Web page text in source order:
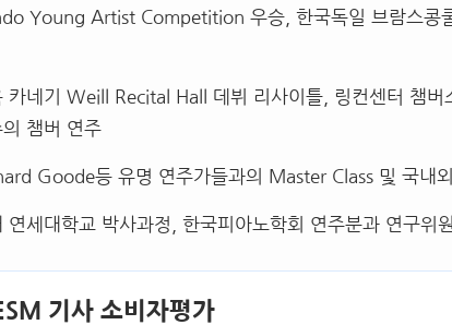
Young Artist Competition 우승 한국독일 브람스콩
카네기 Weill Recital Hall 데뷔 리사이틀 링컨센터 챔버
의 챔버 연주
Goode등 유명 연주가들과의 Master Class 및 국내
연세대학교 박사과정 한국피아노학회 연주분과 연구위원
기사 소비자평가